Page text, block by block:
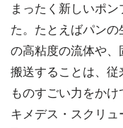
まったく新しいポ
た。たとえばパン
の高粘度の流体や
搬送することは、
ものすごい力をか
キメデス・スクリ